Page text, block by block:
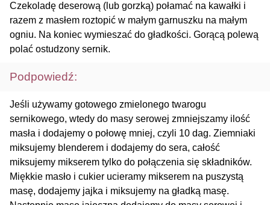
Czekoladę deserową (lub gorzką) połamać na kawałki i
razem z masłem roztopić w małym garnuszku na małym
ogniu. Na koniec wymieszać do gładkości. Gorącą polewą
polać ostudzony sernik.
Podpowiedź:
Jeśli używamy gotowego zmielonego twarogu
sernikowego, wtedy do masy serowej zmniejszamy ilość
masła i dodajemy o połowę mniej, czyli 10 dag. Ziemniaki
miksujemy blenderem i dodajemy do sera, całość
miksujemy mikserem tylko do połączenia się składników.
Miękkie masło i cukier ucieramy mikserem na puszystą
masę, dodajemy jajka i miksujemy na gładką masę.